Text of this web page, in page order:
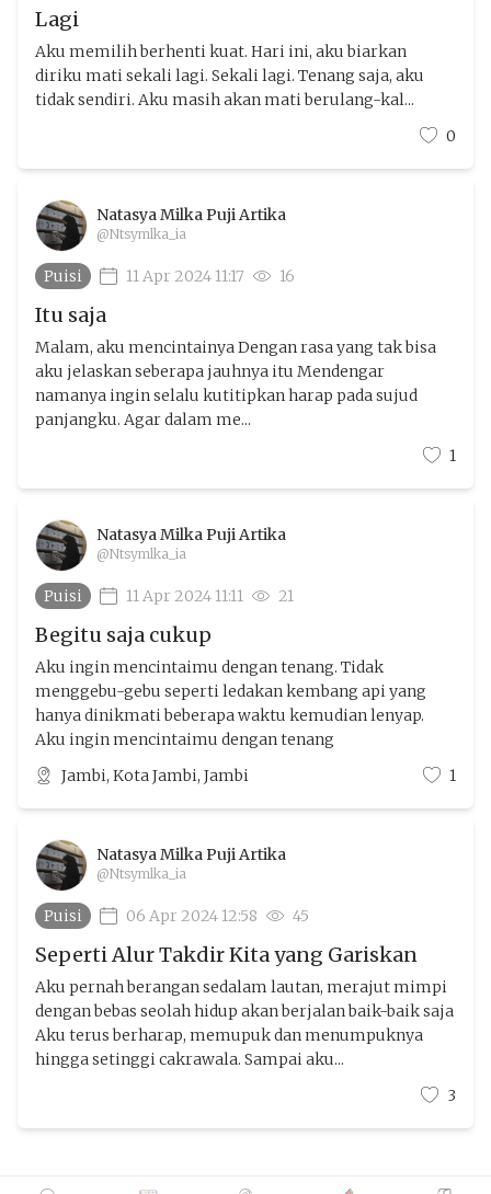
Lagi
Aku memilih berhenti kuat. Hari ini, aku biarkan
diriku mati sekali lagi. Sekali lagi. Tenang saja, aku
tidak sendiri. Aku masih akan mati berulang-kal...
0
Natasya Milka Puji Artika
@Ntsymlka_ia
Puisi 11 Apr 2024 11:17 16
Itu saja
Malam, aku mencintainya Dengan rasa yang tak bisa
aku jelaskan seberapa jauhnya itu Mendengar
namanya ingin selalu kutitipkan harap pada sujud
panjangku. Agar dalam me...
1
Natasya Milka Puji Artika
@Ntsymlka_ia
Puisi 11 Apr 2024 11:11 21
Begitu saja cukup
Aku ingin mencintaimu dengan tenang. Tidak
menggebu-gebu seperti ledakan kembang api yang
hanya dinikmati beberapa waktu kemudian lenyap.
Aku ingin mencintaimu dengan tenang
Jambi, Kota Jambi, Jambi
1
Natasya Milka Puji Artika
@Ntsymlka_ia
Puisi 06 Apr 2024 12:58 45
Seperti Alur Takdir Kita yang Gariskan
Aku pernah berangan sedalam lautan, merajut mimpi
dengan bebas seolah hidup akan berjalan baik-baik saja
Aku terus berharap, memupuk dan menumpuknya
hingga setinggi cakrawala. Sampai aku...
3